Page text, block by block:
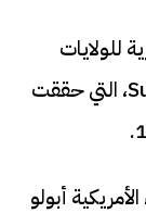
للولايات
المتحدة مركبة Ranger وسلسلة Surveyor، التي حققت
أبولو